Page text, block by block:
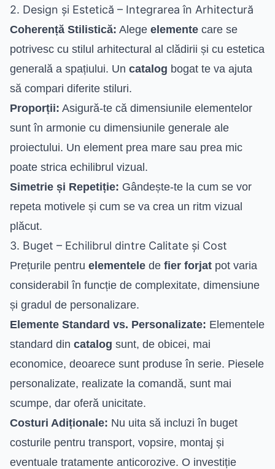
2. Design și Estetică – Integrarea în Arhitectură
Coherență Stilistică: Alege elemente care se
potrivesc cu stilul arhitectural al clădirii și cu estetica
generală a spațiului. Un catalog bogat te va ajuta
să compari diferite stiluri.
Proporții: Asigură-te că dimensiunile elementelor
sunt în armonie cu dimensiunile generale ale
proiectului. Un element prea mare sau prea mic
poate strica echilibrul vizual.
Simetrie și Repetiție: Gândește-te la cum se vor
repeta motivele și cum se va crea un ritm vizual
plăcut.
3. Buget – Echilibrul dintre Calitate și Cost
Prețurile pentru elementele de fier forjat pot varia
considerabil în funcție de complexitate, dimensiune
și gradul de personalizare.
Elemente Standard vs. Personalizate: Elementele
standard din catalog sunt, de obicei, mai
economice, deoarece sunt produse în serie. Piesele
personalizate, realizate la comandă, sunt mai
scumpe, dar oferă unicitate.
Costuri Adiționale: Nu uita să incluzi în buget
costurile pentru transport, vopsire, montaj și
eventuale tratamente anticorozive. O investiție